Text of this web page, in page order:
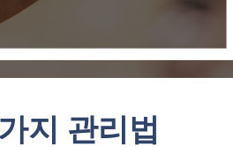
지 관리법